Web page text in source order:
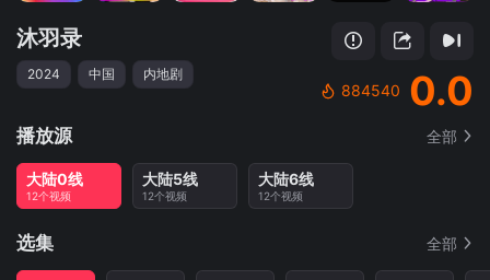
沐羽录
2024 中国 内地剧
884540 0.0
播放源 全部
大陆0线
12个视频
大陆5线
12个视频
大陆6线
12个视频
选集 全部